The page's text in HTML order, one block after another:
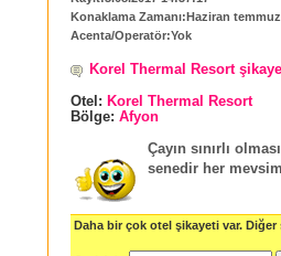
Konaklama Zamanı:Haziran
Acenta/Operatör:Yok
Korel Thermal Resort
Otel: Korel Thermal Resort
Bölge: Afyon
Çayın sınırlı
senedir her
Daha bir çok otel şikayeti var.